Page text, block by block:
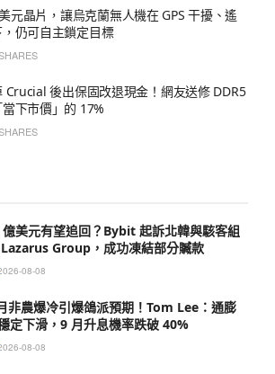
元晶片，讓烏克蘭無人機在 GPS 干擾、遙
仍可自主鎖定目標
Crucial 後出保固改退現金！網友送修 DDR5
下市價」的 17%
億美元有望追回？Bybit 起訴北韓與駭客組
Group，成功凍結部分贓款
08-08
非農爆冷引爆鴿派預期！Tom Lee：通膨
定下滑，9 月升息機率跌破 40%
08-08